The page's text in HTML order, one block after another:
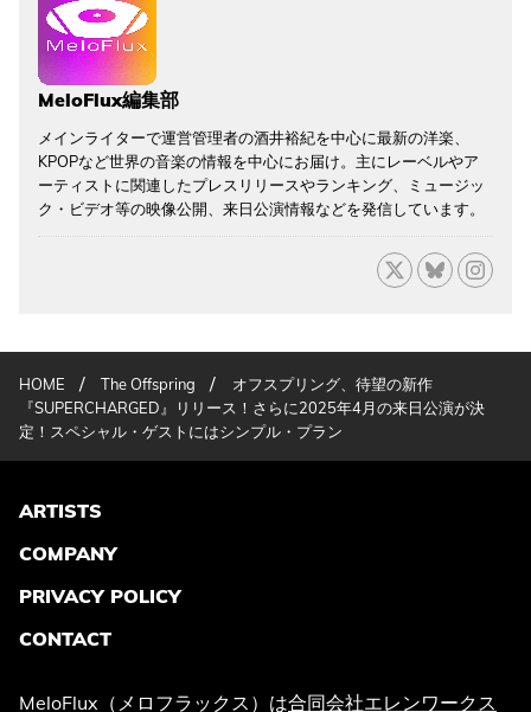
MeloFlux編集部
メインライターで運営管理者の酒井裕紀を中心に最新の洋楽、
KPOPなど世界の音楽の情報を中心にお届け。主にレーベルやア
ーティストに関連したプレスリリースやランキング、ミュージッ
ク・ビデオ等の映像公開、来日公演情報などを発信しています。
HOME / The Offspring /
オフスプリング、待望の新作
『SUPERCHARGED』リリース！さらに2025年4月の来日公演が決
定！スペシャル・ゲストにはシンプル・プラン
ARTISTS
COMPANY
PRIVACY POLICY
CONTACT
MeloFlux（メロフラックス）は合同会社エレンワークス